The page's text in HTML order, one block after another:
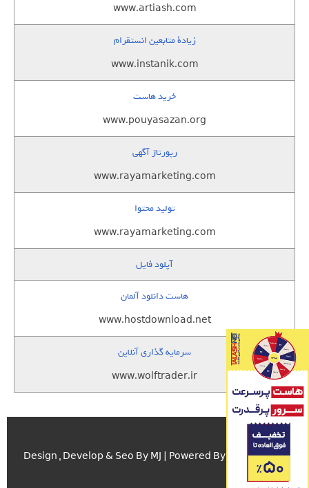
www.artiash.com
زيادة متابعين انستقرام
www.instanik.com
خرید هاست
www.pouyasazan.org
رپورتاژ آگهی
www.rayamarketing.com
تولید محتوا
www.rayamarketing.com
آپلود فایل
هاست دانلود آلمان
www.hostdownload.net
سرمایه گذاری آنلاین
www.wolftrader.ir
Design , Develop & Seo By MJ | Powered By اسکریپت.com